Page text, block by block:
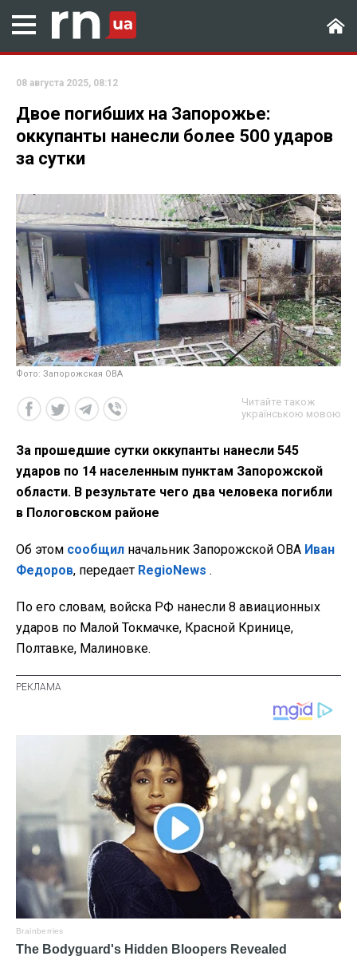
08 августа 2025, 08:12
Двое погибших на Запорожье:
оккупанты нанесли более 500 ударов
за сутки
Фото: Запорожская ОВА
Читайте також
українською мовою
За прошедшие сутки оккупанты нанесли 545
ударов по 14 населенным пунктам Запорожской
области. В результате чего два человека погибли
в Пологовском районе
Об этом сообщил начальник Запорожской ОВА Иван
Федоров, передает RegioNews .
По его словам, войска РФ нанесли 8 авиационных
ударов по Малой Токмачке, Красной Кринице,
Полтавке, Малиновке.